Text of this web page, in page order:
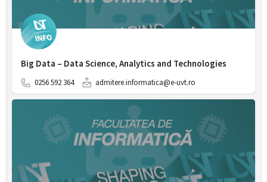
Big Data – Data Science, Analytics and Technologies
0256 592 364 admitere.informatica@e-uvt.ro